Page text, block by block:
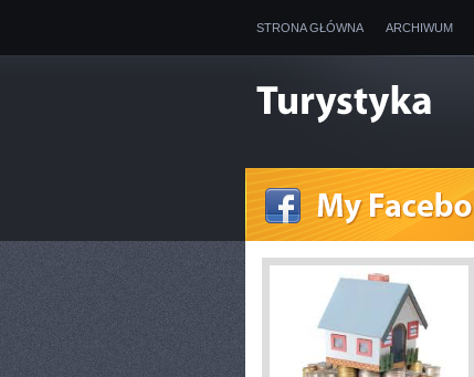
STRONA GŁÓWNA ARCHIWUM